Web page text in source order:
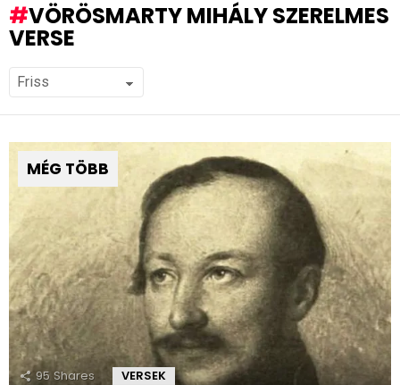
VÖRÖSMARTY MIHÁLY SZERELMES
VERSE
MÉG TÖBB
95 Shares VERSEK